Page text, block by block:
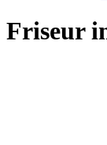
Friseur